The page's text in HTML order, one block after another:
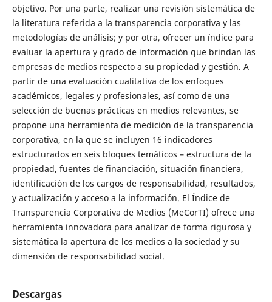
objetivo. Por una parte, realizar una revisión sistemática de
la literatura referida a la transparencia corporativa y las
metodologías de análisis; y por otra, ofrecer un índice para
evaluar la apertura y grado de información que brindan las
empresas de medios respecto a su propiedad y gestión. A
partir de una evaluación cualitativa de los enfoques
académicos, legales y profesionales, así como de una
selección de buenas prácticas en medios relevantes, se
propone una herramienta de medición de la transparencia
corporativa, en la que se incluyen 16 indicadores
estructurados en seis bloques temáticos – estructura de la
propiedad, fuentes de financiación, situación financiera,
identificación de los cargos de responsabilidad, resultados,
y actualización y acceso a la información. El Índice de
Transparencia Corporativa de Medios (MeCorTI) ofrece una
herramienta innovadora para analizar de forma rigurosa y
sistemática la apertura de los medios a la sociedad y su
dimensión de responsabilidad social.
Descargas